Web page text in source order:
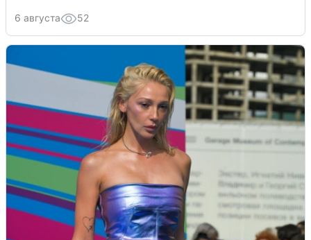
6 августа 52